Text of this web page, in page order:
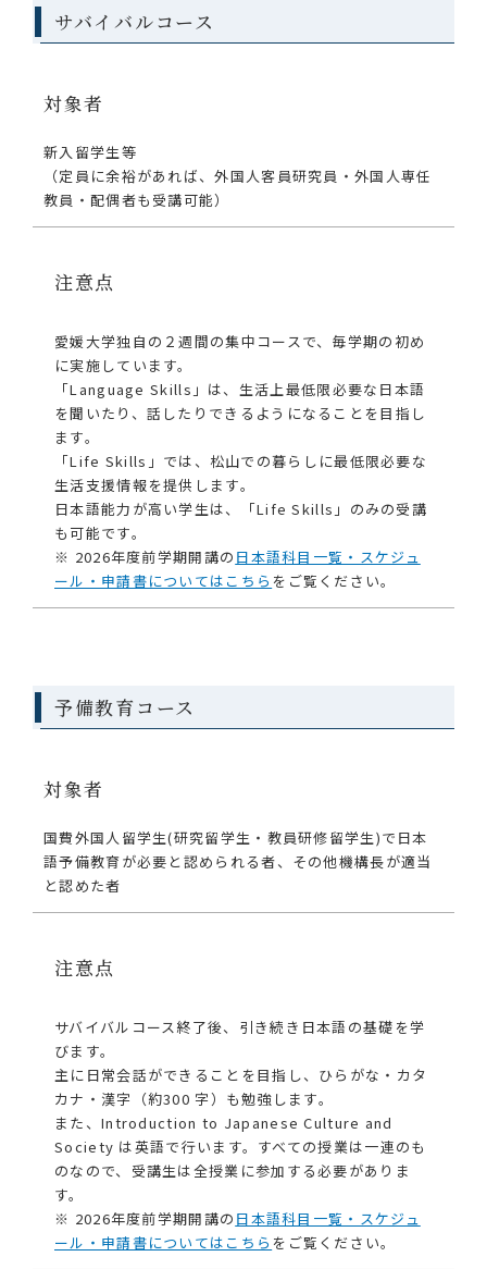
サバイバルコース
対象者
新入留学生等
（定員に余裕があれば、外国人客員研究員・外国人専任
教員・配偶者も受講可能）
注意点
愛媛大学独自の２週間の集中コースで、毎学期の初め
に実施しています。
「Language Skills」は、生活上最低限必要な日本語
を聞いたり、話したりできるようになることを目指し
ます。
「Life Skills」では、松山での暮らしに最低限必要な
生活支援情報を提供します。
日本語能力が高い学生は、「Life Skills」のみの受講
も可能です。
※ 2026年度前学期開講の 日本語科目一覧・スケジュ
ール・申請書についてはこちら をご覧ください。
予備教育コース
対象者
国費外国人留学生(研究留学生・教員研修留学生)で日本
語予備教育が必要と認められる者、その他機構長が適当
と認めた者
注意点
サバイバルコース終了後、引き続き日本語の基礎を学
びます。
主に日常会話ができることを目指し、ひらがな・カタ
カナ・漢字（約300 字）も勉強します。
また、Introduction to Japanese Culture and
Society は英語で行います。すべての授業は一連のも
のなので、受講生は全授業に参加する必要がありま
す。
※ 2026年度前学期開講の 日本語科目一覧・スケジュ
ール・申請書についてはこちら をご覧ください。